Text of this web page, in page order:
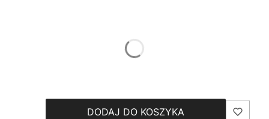
DODAJ DO KOSZYKA